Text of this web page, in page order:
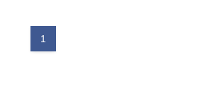
1